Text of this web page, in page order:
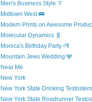
Men's Business Style 👔
Midtown West 🚌
Modern Prints on Awesome
Molecular Dynamics 🧬
Monica's Birthday Party 💏
Mountain Jews Wedding 🕎
Near Me
New York
New York State Drinking
New York State Roadrunner